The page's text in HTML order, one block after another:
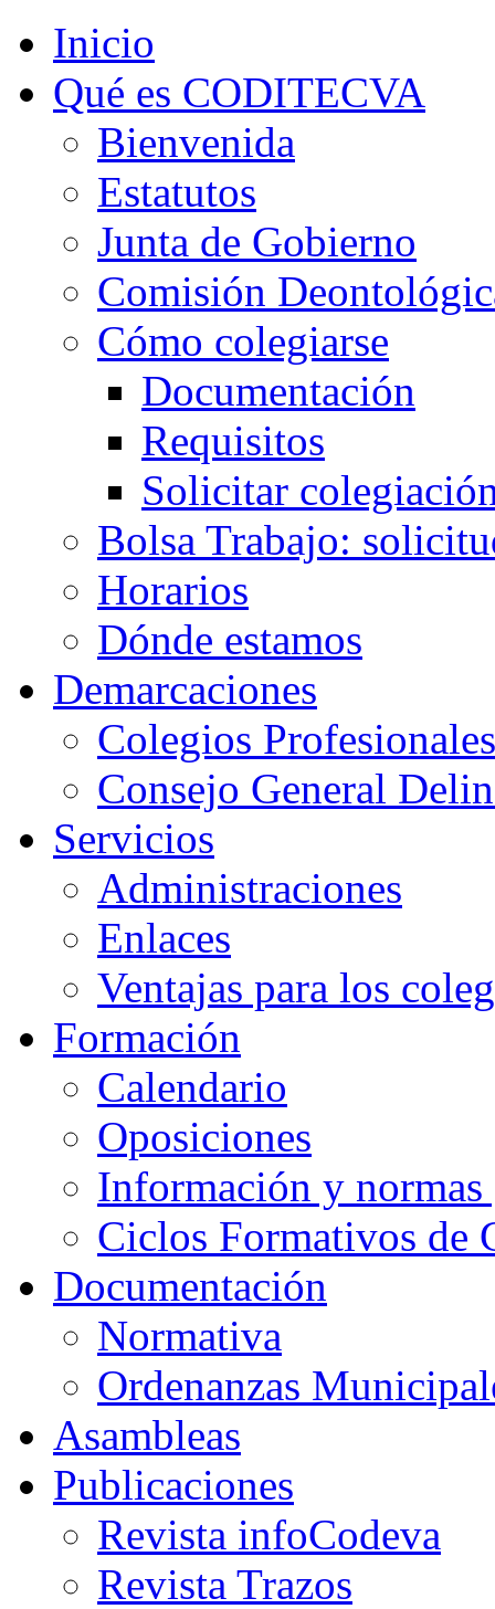
Inicio
Qué es CODITECVA
Bienvenida
Estatutos
Junta de Gobierno
Comisión
Cómo colegiarse
Documentación
Requisitos
Solicitar
Bolsa Trabajo:
Horarios
Dónde estamos
Demarcaciones
Colegios Profesionales
Consejo General
Servicios
Administraciones
Enlaces
Ventajas para los
Formación
Calendario
Oposiciones
Información y normas
Ciclos Formativos de
Documentación
Normativa
Ordenanzas
Asambleas
Publicaciones
Revista infoCodeva
Revista Trazos